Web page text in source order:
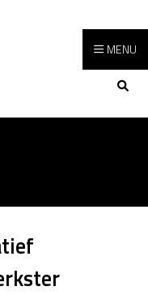
MENU